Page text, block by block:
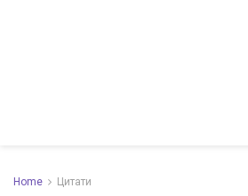
Home Цитати